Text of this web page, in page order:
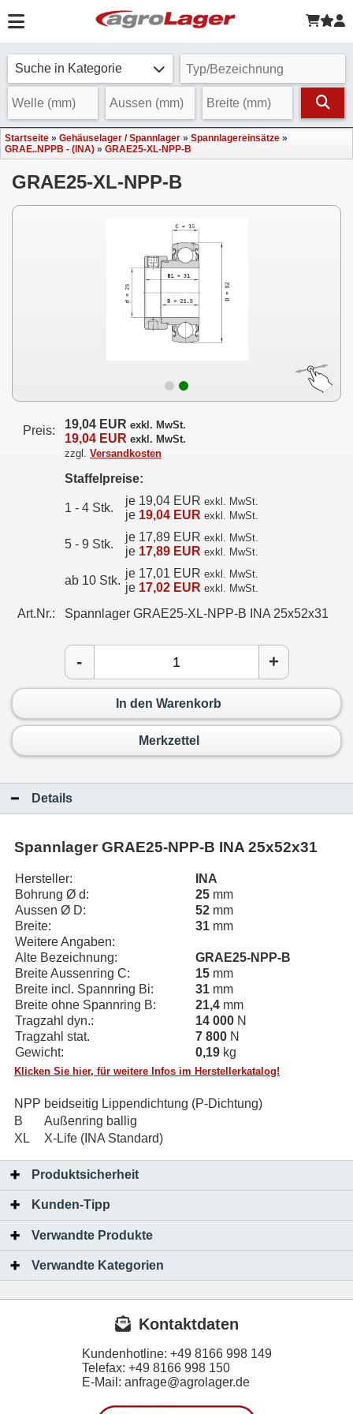
Suche in Kategorie
Startseite » Gehäuselager / Spannlager » Spannlagereinsätze »
GRAE..NPPB - (INA) » GRAE25-XL-NPP-B
GRAE25-XL-NPP-B
Preis: 19,04 EUR exkl. MwSt.
19,04 EUR exkl. MwSt.
zzgl. Versandkosten
Staffelpreise:
1 - 4 Stk.
je 19,04 EUR exkl. MwSt.
je 19,04 EUR exkl. MwSt.
5 - 9 Stk.
je 17,89 EUR exkl. MwSt.
je 17,89 EUR exkl. MwSt.
ab 10 Stk.
je 17,01 EUR exkl. MwSt.
je 17,02 EUR exkl. MwSt.
Art.Nr.: Spannlager GRAE25-XL-NPP-B INA 25x52x31
- +
In den Warenkorb
Merkzettel
Details
Spannlager GRAE25-NPP-B INA 25x52x31
Hersteller:
INA
Bohrung Ø d:
25 mm
Aussen Ø D:
52 mm
Breite:
31 mm
Weitere Angaben:
Alte Bezeichnung:
GRAE25-NPP-B
Breite Aussenring C:
15 mm
Breite incl. Spannring Bi:
31 mm
Breite ohne Spannring B:
21,4 mm
Tragzahl dyn.:
14 000 N
Tragzahl stat.
7 800 N
Gewicht:
0,19 kg
Klicken Sie hier, für weitere Infos im Herstellerkatalog!
NPP beidseitig Lippendichtung (P-Dichtung)
B
Außenring ballig
XL
X-Life (INA Standard)
Produktsicherheit
Kunden-Tipp
Verwandte Produkte
Verwandte Kategorien
Kontaktdaten
Kundenhotline: +49 8166 998 149
Telefax: +49 8166 998 150
E-Mail: anfrage@agrolager.de